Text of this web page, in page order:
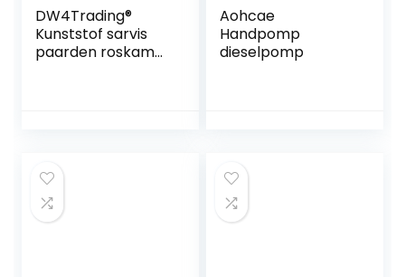
DW4Trading®
Kunststof sarvis
paarden roskam
Aohcae
Handpomp
dieselpomp